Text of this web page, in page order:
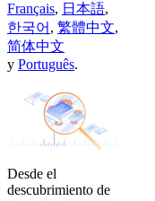
Français, 日本語,
한국어 , 繁體中文,
简体中文
y Português.
Desde el
descubrimiento de